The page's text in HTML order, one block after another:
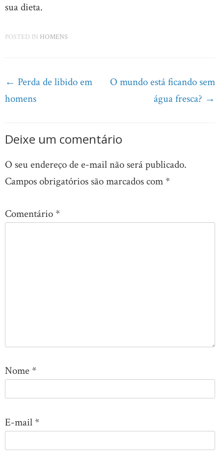
sua dieta.
POSTED IN HOMENS
Post
navigation
← Perda de libido em
homens
O mundo está ficando sem
água fresca? →
Deixe um comentário
O seu endereço de e-mail não será publicado.
Campos obrigatórios são marcados com *
Comentário *
Nome *
E-mail *